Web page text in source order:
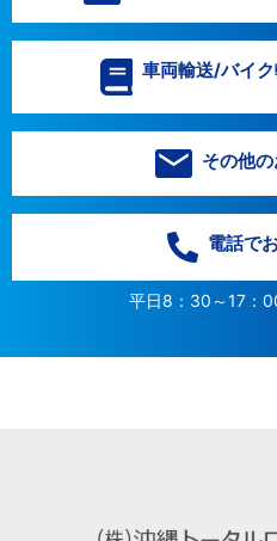
車両輸送/バイ
その他
電話で
平日8：30～17：